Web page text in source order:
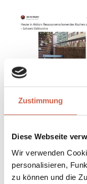
Zustimmung
Diese Webseite
Wir verwenden
personalisieren,
zu können und die
Janine